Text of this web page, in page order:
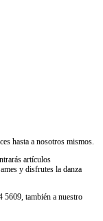
hasta a nosotros mismos.
artículos
y disfrutes la danza
5609, también a nuestro